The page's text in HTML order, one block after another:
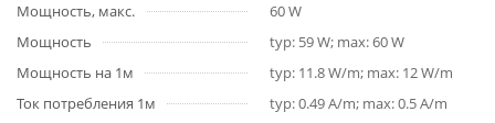
Мощность, макс.
60 W
Мощность
typ: 59 W; max: 60 W
Мощность на 1м
typ: 11.8 W/m; max: 12 W/m
Ток потребления 1м
typ: 0.49 A/m; max: 0.5 A/m